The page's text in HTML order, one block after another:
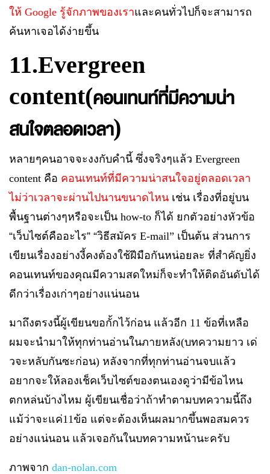
ให้ Google รู้จักภาพของเราและคนทั่วไปก็จะสามารถ
ค้นหาเจอได้ง่ายขึ้น
11.Evergreen
content(คอนเทนท์ที่มีความน่า
สนใจตลอดเวลา)
หลายๆคนอาจจะงงกับคำนี้ ซึ่งจริงๆแล้ว Evergreen
content คือ คอนเทนท์ที่มีความน่าสนใจอยู่ตลอดเวลา
ไม่ว่าเวลาจะผ่านไปนานขนาดไหน เช่น เรื่องที่อยู่บน
พื้นฐานต่างๆหรือจะเป็น how-to ก็ได้ ยกตัวอย่างหัวข้อ
“เว็บไซต์คืออะไร” “วิธีสมัคร E-mail” เป็นต้น ส่วนการ
เขียนเรื่องอย่างงี้คงต้องใช้ฝีมือกันหน่อยละ ที่สำคัญยิ่ง
คอนเทนท์ของคุณมีความสดใหม่ก็จะทำให้ติดอันดับได้
ดีกว่าเรื่องเก่าๆอย่างแน่นอน
มาถึงตรงนี้ผู้เขียนขอกั้กไว้ก่อน แล้วอีก 11 ข้อที่เหลือ
ผมจะนำมาให้ทุกท่านอ่านในภายหลัง(บทความยาว เด่
วจะหลับกันซะก่อน) หลังจากที่ทุกท่านอ่านจบแล้ว
อยากจะให้ลองเช็คเว็บไซต์ของตนเองดูว่ามีข้อไหน
ตกหล่นบ้างไหม ผู้เขียนเชื่อว่าถ้าทำตามบทความนี้ถึง
แม้ว่าจะแค่11ข้อ แต่จะต้องเห็นผลมากขึ้นพอสมควร
อย่างแน่นอน แล้วเจอกันในบทความหน้านะครับ
ภาพจาก dan-nolan.com